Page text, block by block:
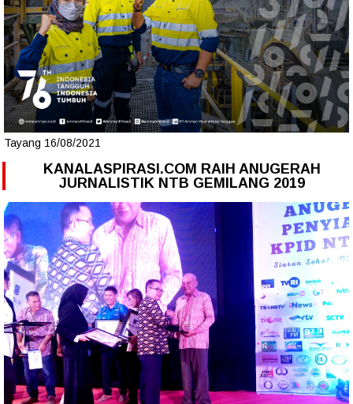
Tayang 16/08/2021
KANALASPIRASI.COM RAIH ANUGERAH
JURNALISTIK NTB GEMILANG 2019